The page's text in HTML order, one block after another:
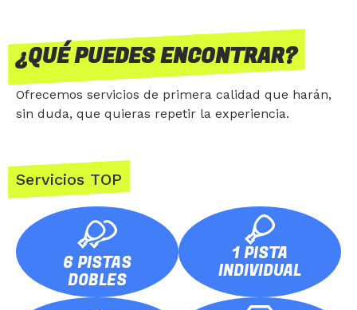
¿QUÉ PUEDES ENCONTRAR?
Ofrecemos servicios de primera calidad que harán,
sin duda, que quieras repetir la experiencia.
Servicios TOP
6 PISTAS
DOBLES
1 PISTA
INDIVIDUAL